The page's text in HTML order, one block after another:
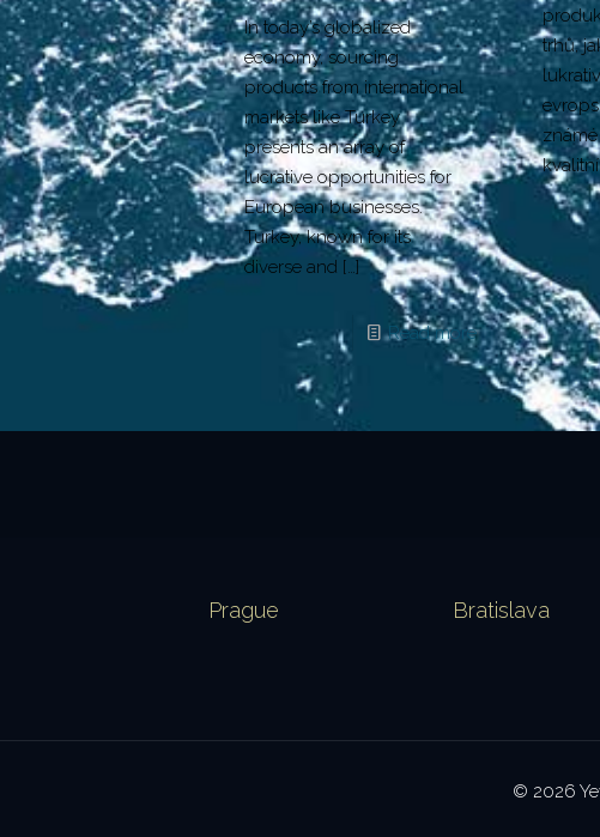
In today’s globalized
economy, sourcing
products from international
markets like Turkey
presents an array of
lucrative opportunities for
European businesses.
Turkey, known for its
diverse and […]
Read more
trhů,
Prague Bratislava
© 2026